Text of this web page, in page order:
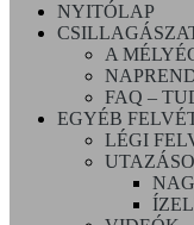
NYITÓLAP
A
FAQ –
EGYÉB
LÉGI